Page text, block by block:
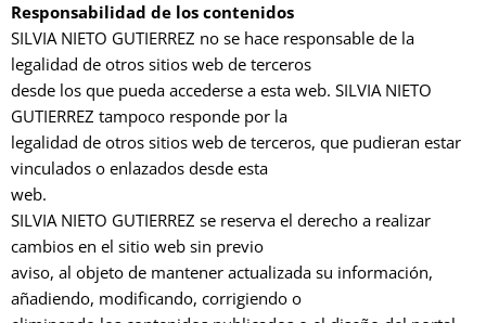
Responsabilidad de los contenidos
SILVIA NIETO GUTIERREZ no se hace responsable de la
legalidad de otros sitios web de terceros
desde los que pueda accederse a esta web. SILVIA NIETO
GUTIERREZ tampoco responde por la
legalidad de otros sitios web de terceros, que pudieran estar
vinculados o enlazados desde esta
web.
SILVIA NIETO GUTIERREZ se reserva el derecho a realizar
cambios en el sitio web sin previo
aviso, al objeto de mantener actualizada su información,
añadiendo, modificando, corrigiendo o